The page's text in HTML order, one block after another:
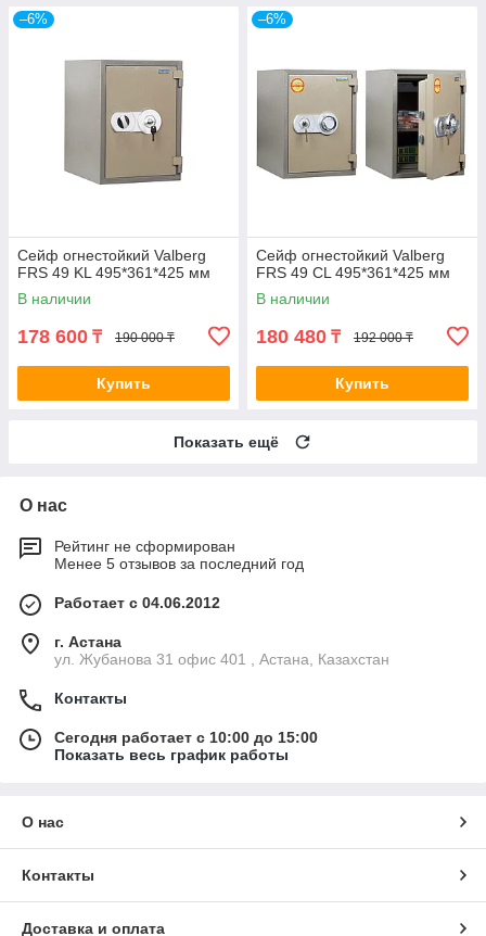
–6%
Сейф огнестойкий Valberg
FRS 49 KL 495*361*425 мм
В наличии
178 600 ₸ 190 000 ₸
Купить
–6%
Сейф огнестойкий Valberg
FRS 49 CL 495*361*425 мм
В наличии
180 480 ₸ 192 000 ₸
Купить
Показать ещё
О нас
Рейтинг не сформирован
Менее 5 отзывов за последний год
Работает с 04.06.2012
г. Астана
ул. Жубанова 31 офис 401 , Астана, Казахстан
Контакты
Сегодня работает с 10:00 до 15:00
Показать весь график работы
О нас
Контакты
Доставка и оплата